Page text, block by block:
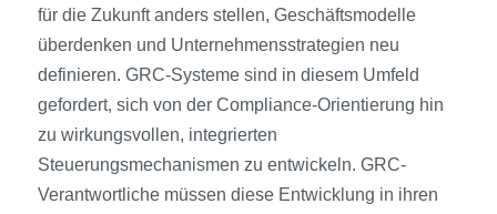
für die Zukunft anders stellen, Geschäftsmodelle
überdenken und Unternehmensstrategien neu
definieren. GRC-Systeme sind in diesem Umfeld
gefordert, sich von der Compliance-Orientierung hin
zu wirkungsvollen, integrierten
Steuerungsmechanismen zu entwickeln. GRC-
Verantwortliche müssen diese Entwicklung in ihren